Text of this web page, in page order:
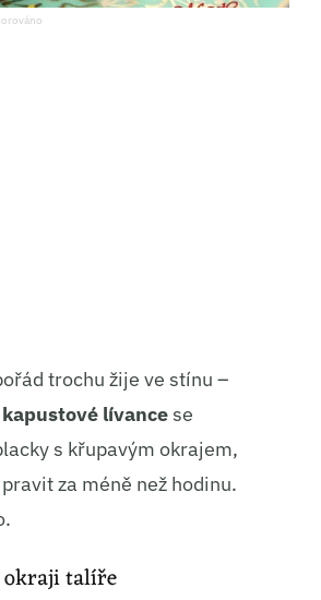
trochu žije ve stínu –
kapustové lívance se
s křupavým okrajem,
za méně než hodinu.
okraji talíře